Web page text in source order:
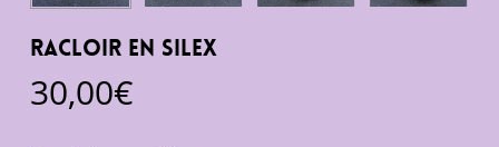
RACLOIR EN SILEX
30,00€